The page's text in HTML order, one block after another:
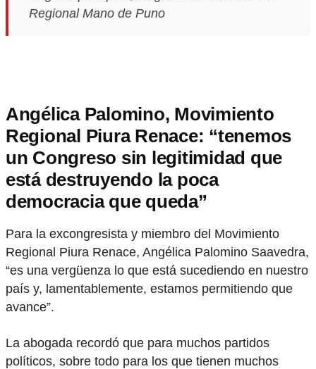
Regional Mano de Puno
Angélica Palomino, Movimiento
Regional Piura Renace: “tenemos
un Congreso sin legitimidad que
está destruyendo la poca
democracia que queda”
Para la excongresista y miembro del Movimiento
Regional Piura Renace, Angélica Palomino Saavedra,
“es una vergüenza lo que está sucediendo en nuestro
país y, lamentablemente, estamos permitiendo que
avance”.
La abogada recordó que para muchos partidos
políticos, sobre todo para los que tienen muchos